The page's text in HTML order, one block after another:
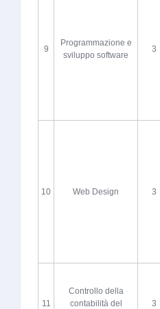
9
Programmazione e
sviluppo software
3
10 Web Design 3
11
Controllo della
contabilità del
3